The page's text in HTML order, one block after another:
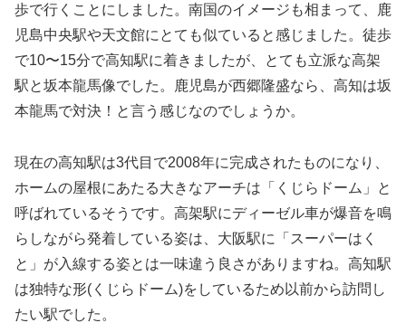
歩で行くことにしました。南国のイメージも相まって、鹿
児島中央駅や天文館にとても似ていると感じました。徒歩
で10〜15分で高知駅に着きましたが、とても立派な高架
駅と坂本龍馬像でした。鹿児島が西郷隆盛なら、高知は坂
本龍馬で対決！と言う感じなのでしょうか。
現在の高知駅は3代目で2008年に完成されたものになり、
ホームの屋根にあたる大きなアーチは「くじらドーム」と
呼ばれているそうです。高架駅にディーゼル車が爆音を鳴
らしながら発着している姿は、大阪駅に「スーパーはく
と」が入線する姿とは一味違う良さがありますね。高知駅
は独特な形(くじらドーム)をしているため以前から訪問し
たい駅でした。